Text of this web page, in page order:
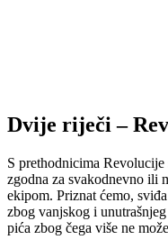
Dvije riječi –
S prethodnicima
zgodna za svakodnevno ili
ekipom. Priznat ćemo,
zbog vanjskog i
pića zbog čega više ne